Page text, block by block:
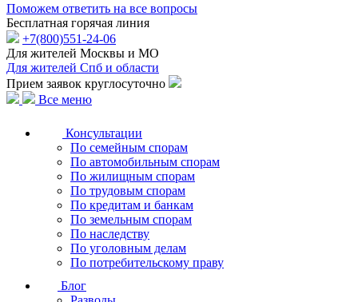
Поможем ответить на все вопросы
Бесплатная горячая линия
+7(800)551-24-06
Для жителей Москвы и МО
Для жителей Спб и области
Прием заявок круглосуточно
Все меню
Консультации
По семейным спорам
По автомобильным спорам
По жилищным спорам
По трудовым спорам
По кредитам и банкам
По земельным спорам
По наследству
По уголовным делам
По потребительскому праву
Блог